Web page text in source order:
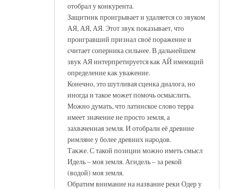
отобрал у конкурента.
Защитник проигрывает и удаляется со звуком
АЯ, АЯ, АЯ. Этот звук показывает, что
проигравший признал своё поражение и
считает соперника сильнее. В дальнейшем
звук АЯ интерпретируется как АЙ имеющий
определение как уважение.
Конечно, это шутливая сценка диалога, но
иногда и такое может помочь осмыслить.
Можно думать, что латинское слово терра
имеет значение не просто земля, а
захваченная земля. И отобрали её древние
римляне у более древних народов.
Также. С такой позиции можно иметь смысл
Идель – моя земля. Агидель – за рекой
(водой) моя земля.
Обратим внимание на название реки Одер у